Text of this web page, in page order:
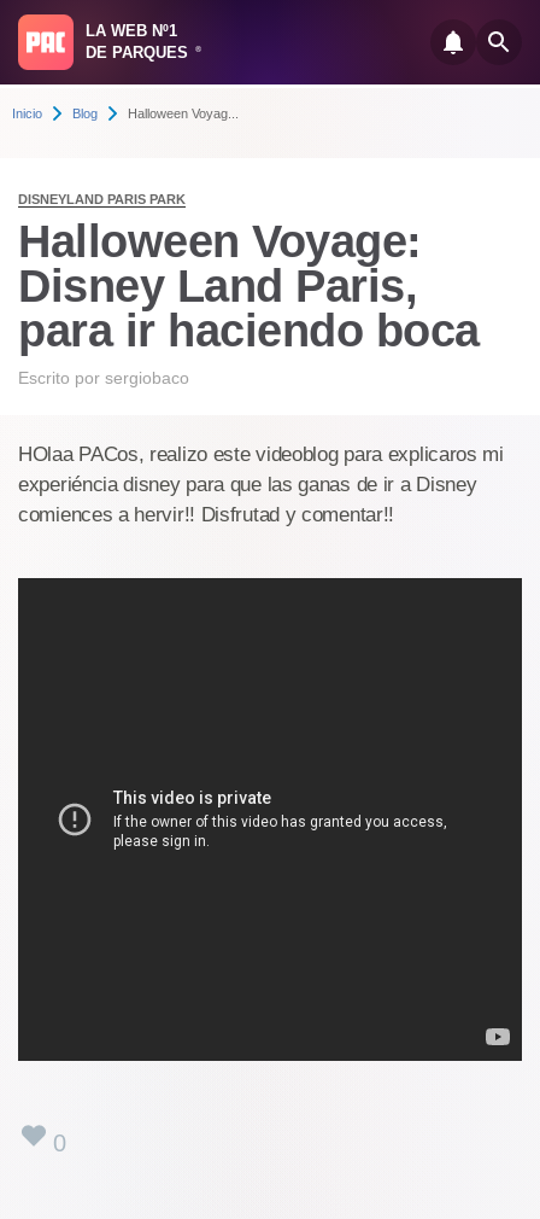
LA WEB Nº1
DE PARQUES
®
Inicio Blog Halloween Voyag...
DISNEYLAND PARIS PARK
Halloween Voyage:
Disney Land Paris,
para ir haciendo boca
Escrito por sergiobaco
HOlaa PACos, realizo este videoblog para explicaros mi
experiéncia disney para que las ganas de ir a Disney
comiences a hervir!! Disfrutad y comentar!!
0